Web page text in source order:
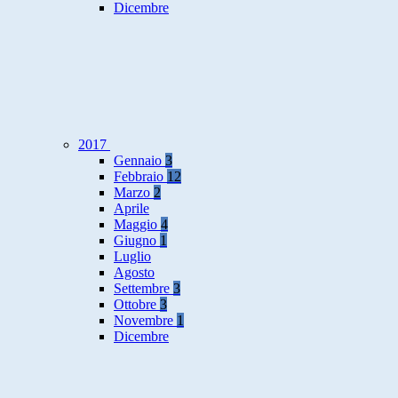
Dicembre
2017
Gennaio 3
Febbraio 12
Marzo 2
Aprile
Maggio 4
Giugno 1
Luglio
Agosto
Settembre 3
Ottobre 3
Novembre 1
Dicembre